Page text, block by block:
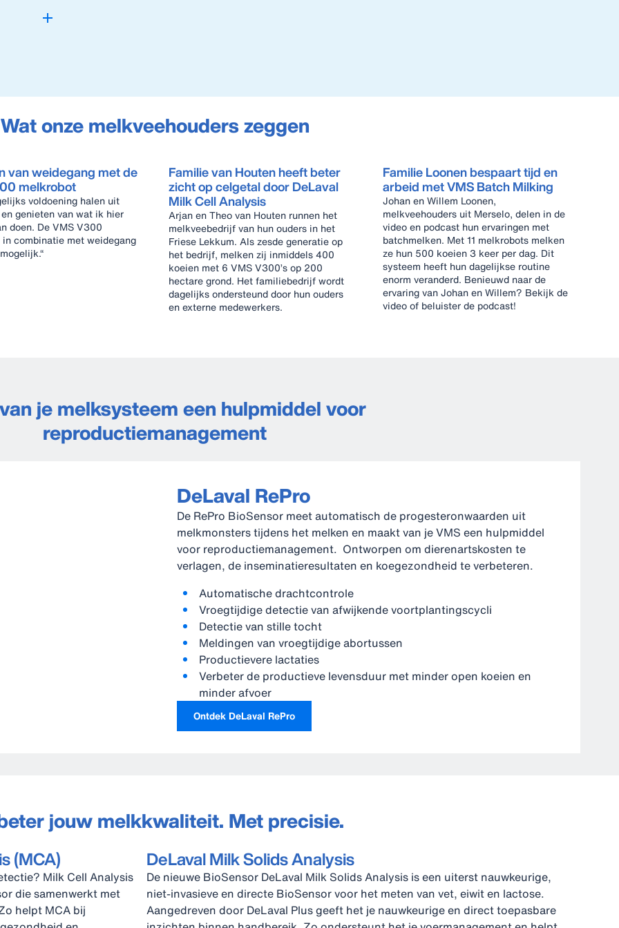
Wat onze melkveehouders zeggen
van weidegang met de
melkrobot
voldoening halen uit
genieten van wat ik hier
doen. De VMS V300
combinatie met weidegang
Familie van Houten heeft beter
zicht op celgetal door DeLaval
Milk Cell Analysis
Arjan en Theo van Houten runnen het
melkveebedrijf van hun ouders in het
Friese Lekkum. Als zesde generatie op
het bedrijf, melken zij inmiddels 400
koeien met 6 VMS V300’s op 200
hectare grond. Het familiebedrijf wordt
dagelijks ondersteund door hun ouders
en externe medewerkers.
Familie Loonen bespaart tijd en
arbeid met VMS Batch Milking
Johan en Willem Loonen,
melkveehouders uit Merselo, delen in de
video en podcast hun ervaringen met
batchmelken. Met 11 melkrobots melken
ze hun 500 koeien 3 keer per dag. Dit
systeem heeft hun dagelijkse routine
enorm veranderd. Benieuwd naar de
ervaring van Johan en Willem? Bekijk de
video of beluister de podcast!
je melksysteem een hulpmiddel voor
reproductiemanagement
DeLaval RePro
De RePro BioSensor meet automatisch de progesteronwaarden uit
melkmonsters tijdens het melken en maakt van je VMS een hulpmiddel
voor reproductiemanagement. Ontworpen om dierenartskosten te
verlagen, de inseminatieresultaten en koegezondheid te verbeteren.
Automatische drachtcontrole
Vroegtijdige detectie van afwijkende voortplantingscycli
Detectie van stille tocht
Meldingen van vroegtijdige abortussen
Productievere lactaties
Verbeter de productieve levensduur met minder open koeien en
minder afvoer
Ontdek DeLaval RePro
jouw melkkwaliteit. Met precisie.
(MCA)
Milk Cell Analysis
die samenwerkt met
helpt MCA bij
DeLaval Milk Solids Analysis
De nieuwe BioSensor DeLaval Milk Solids Analysis is een uiterst nauwkeurige,
niet-invasieve en directe BioSensor voor het meten van vet, eiwit en lactose.
Aangedreven door DeLaval Plus geeft het je nauwkeurige en direct toepasbare